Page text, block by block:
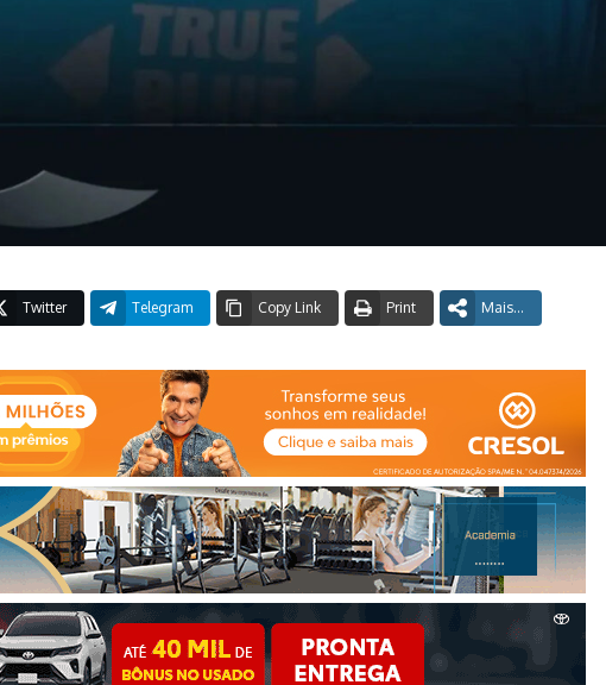
Twitter Telegram Copy Link Print Mais...